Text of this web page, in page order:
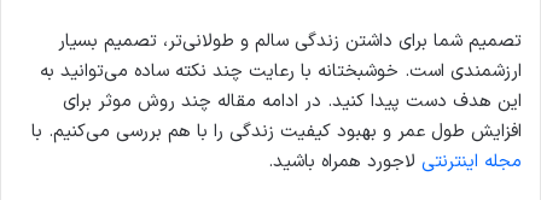
تصمیم شما برای داشتن زندگی سالم و طولانی‌تر، تصمیم بسیار
ارزشمندی است. خوشبختانه با رعایت چند نکته ساده می‌توانید به
این هدف دست پیدا کنید. در ادامه مقاله چند روش موثر برای
افزایش طول عمر و بهبود کیفیت زندگی را با هم بررسی می‌کنیم. با
مجله اینترنتی لاجورد همراه باشید.